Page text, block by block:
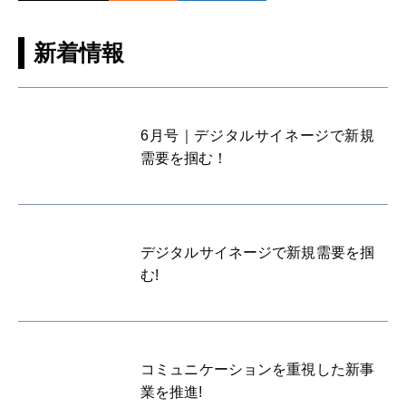
新着情報
6月号｜デジタルサイネージで新規
需要を掴む！
デジタルサイネージで新規需要を掴
む!
コミュニケーションを重視した新事
業を推進!